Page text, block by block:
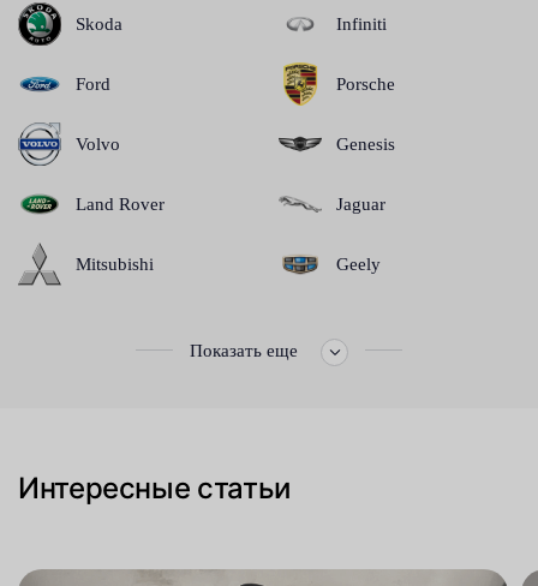
Skoda
Ford
Volvo
Land Rover
Mitsubishi
Infiniti
Porsche
Genesis
Jaguar
Geely
Показать еще
Интересные статьи